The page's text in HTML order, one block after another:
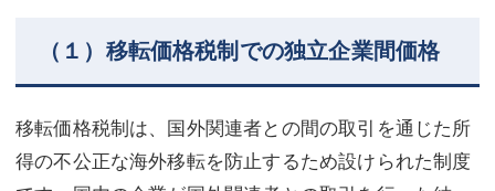
（１）移転価格税制での独立企業間価格
移転価格税制は、国外関連者との間の取引を通じた所
得の不公正な海外移転を防止するため設けられた制度